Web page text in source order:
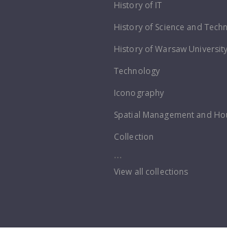
History of IT
History of Science and
History of Warsaw
Technology
Iconography
Spatial Management and
Collection
...
View all collections